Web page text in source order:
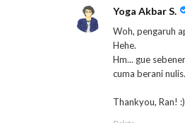
Yoga Akbar S.
Woh, pengaruh
Hehe.
Hm... gue
cuma berani
Thankyou, Ran!